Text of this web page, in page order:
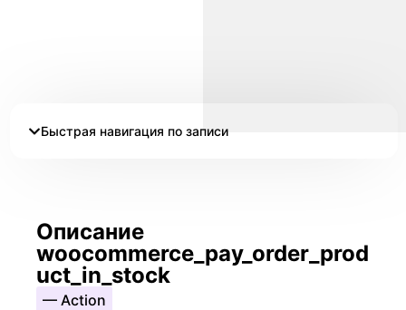
Быстрая навигация по записи
Описание
woocommerce_pay_order_prod
uct_in_stock
— Action